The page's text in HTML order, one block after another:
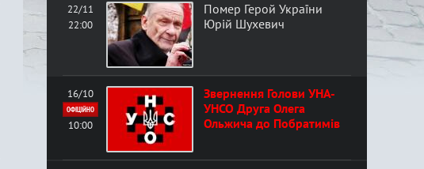
а
22/11
22:00
Помер Герой України
Юрій Шухевич
16/10
ОФІЦІЙНО
10:00
Звернення Голови УНА-
УНСО Друга Олега
Ольжича до Побратимів